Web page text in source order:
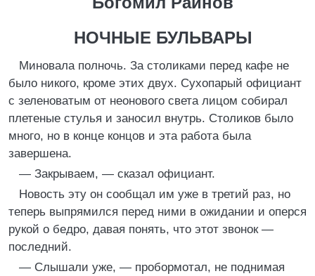
НОЧНЫЕ БУЛЬВАРЫ
Миновала полночь. За столиками перед кафе не
было никого, кроме этих двух. Сухопарый официант
с зеленоватым от неонового света лицом собирал
плетеные стулья и заносил внутрь. Столиков было
много, но в конце концов и эта работа была
завершена.
— Закрываем, — сказал официант.
Новость эту он сообщал им уже в третий раз, но
теперь выпрямился перед ними в ожидании и оперся
рукой о бедро, давая понять, что этот звонок —
последний.
— Слышали уже, — пробормотал, не поднимая